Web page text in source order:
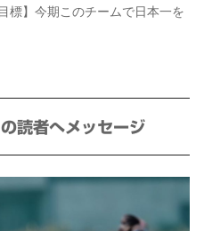
標】今期このチームで日本一を
者へメッセージ